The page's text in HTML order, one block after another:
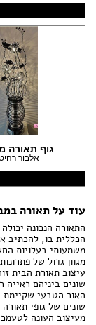
גוף תאורה
אלבור
עוד על תאורה
התאורה הנכונה
הכללית בו, להכתיב
משמעותי בעלויות
מגוון גדול של
עיצוב תאורת הבית
שונים ביניהם
האור הטבעי שקיימת
שונים של גופי
מעיצוב העונה